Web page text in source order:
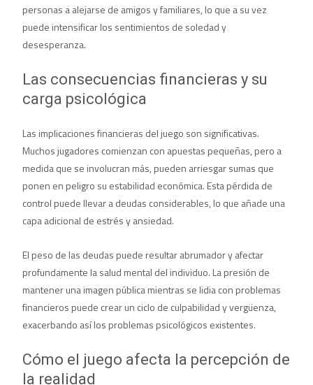
personas a alejarse de amigos y familiares, lo que a su vez
puede intensificar los sentimientos de soledad y
desesperanza.
Las consecuencias financieras y su
carga psicológica
Las implicaciones financieras del juego son significativas.
Muchos jugadores comienzan con apuestas pequeñas, pero a
medida que se involucran más, pueden arriesgar sumas que
ponen en peligro su estabilidad económica. Esta pérdida de
control puede llevar a deudas considerables, lo que añade una
capa adicional de estrés y ansiedad.
El peso de las deudas puede resultar abrumador y afectar
profundamente la salud mental del individuo. La presión de
mantener una imagen pública mientras se lidia con problemas
financieros puede crear un ciclo de culpabilidad y vergüenza,
exacerbando así los problemas psicológicos existentes.
Cómo el juego afecta la percepción de
la realidad